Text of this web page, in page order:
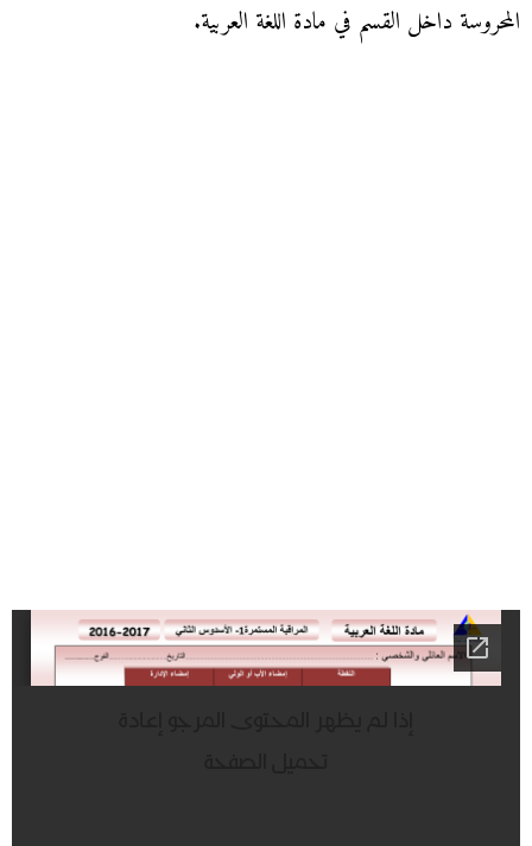
المحروسة داخل القسم في مادة اللغة العربية.